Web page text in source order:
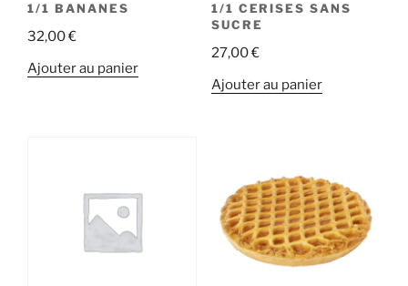
1/1 BANANES
32,00€
Ajouter au panier
1/1 CERISES SANS
SUCRE
27,00€
Ajouter au panier